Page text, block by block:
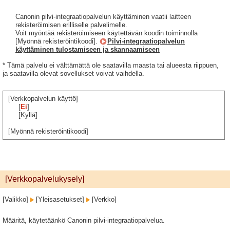
Canonin pilvi-integraatiopalvelun käyttäminen vaatii laitteen
rekisteröimisen erilliselle palvelimelle.
Voit myöntää rekisteröimiseen käytettävän koodin toiminnolla
[Myönnä rekisteröintikoodi].
Pilvi-integraatiopalvelun
käyttäminen tulostamiseen ja skannaamiseen
* Tämä palvelu ei välttämättä ole saatavilla maasta tai alueesta riippuen,
ja saatavilla olevat sovellukset voivat vaihdella.
[Verkkopalvelun käyttö]
[Ei]
[Kyllä]
[Myönnä rekisteröintikoodi]
[Verkkopalvelukysely]
[Valikko] [Yleisasetukset] [Verkko]
Määritä, käytetäänkö Canonin pilvi-integraatiopalvelua.